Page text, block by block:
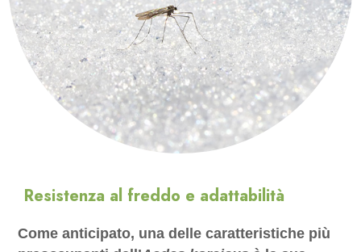
Resistenza al freddo e adattabilità
Come anticipato, una delle caratteristiche più